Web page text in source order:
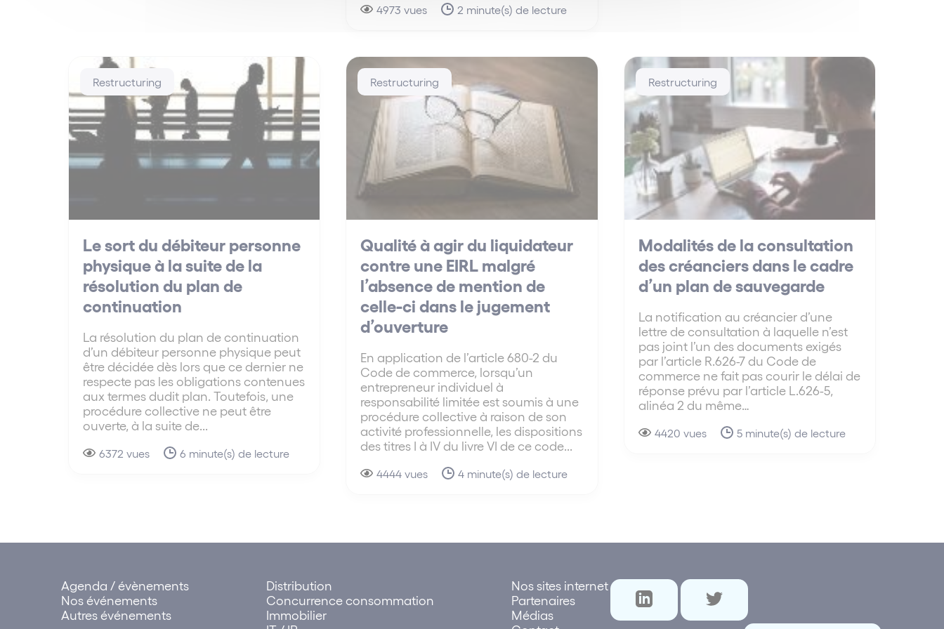
4973 vues 2 minute(s) de lecture
Restructuring
Le sort du débiteur personne
physique à la suite de la
résolution du plan de
continuation
La résolution du plan de continuation
d’un débiteur personne physique peut
être décidée dès lors que ce dernier ne
respecte pas les obligations contenues
aux termes dudit plan. Toutefois, une
procédure collective ne peut être
ouverte, à la suite de...
6372 vues 6 minute(s) de lecture
Restructuring
Qualité à agir du liquidateur
contre une EIRL malgré
l’absence de mention de
celle-ci dans le jugement
d’ouverture
En application de l’article 680-2 du
Code de commerce, lorsqu’un
entrepreneur individuel à
responsabilité limitée est soumis à une
procédure collective à raison de son
activité professionnelle, les dispositions
des titres I à IV du livre VI de ce code...
4444 vues 4 minute(s) de lecture
Restructuring
Modalités de la consultation
des créanciers dans le cadre
d’un plan de sauvegarde
La notification au créancier d’une
lettre de consultation à laquelle n’est
pas joint l’un des documents exigés
par l’article R.626-7 du Code de
commerce ne fait pas courir le délai de
réponse prévu par l’article L.626-5,
alinéa 2 du même…
4420 vues 5 minute(s) de lecture
Agenda / évènements
Nos événements
Autres événements
Distribution
Concurrence consommation
Immobilier
Nos sites internet
Partenaires
Médias